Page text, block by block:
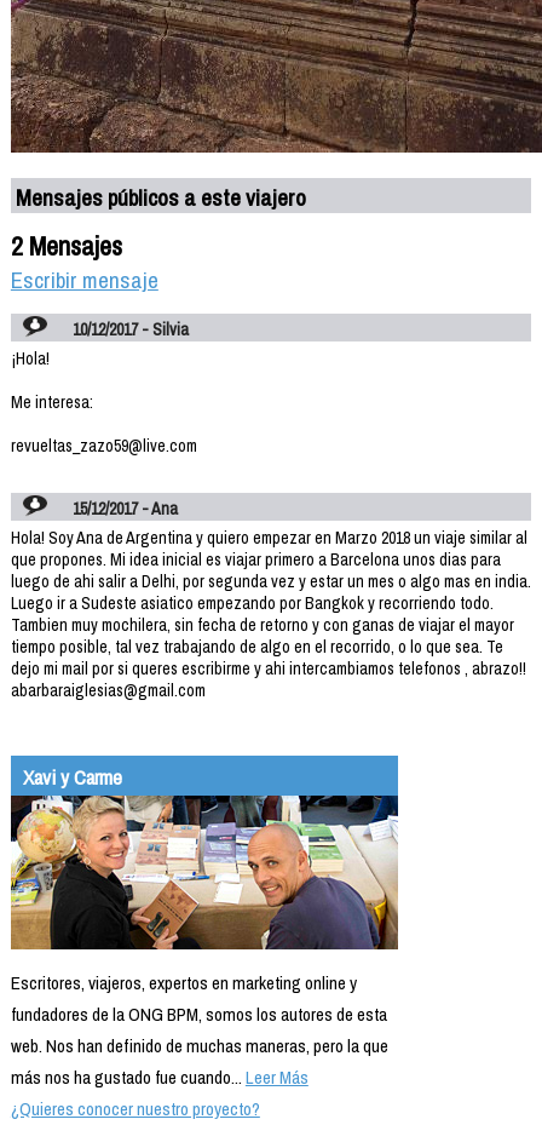
Mensajes públicos a este viajero
2 Mensajes
Escribir mensaje
10/12/2017 - Silvia
¡Hola!
Me interesa:
revueltas_zazo59@live.com
15/12/2017 - Ana
Hola! Soy Ana de Argentina y quiero empezar en Marzo 2018 un viaje similar al
que propones. Mi idea inicial es viajar primero a Barcelona unos dias para
luego de ahi salir a Delhi, por segunda vez y estar un mes o algo mas en india.
Luego ir a Sudeste asiatico empezando por Bangkok y recorriendo todo.
Tambien muy mochilera, sin fecha de retorno y con ganas de viajar el mayor
tiempo posible, tal vez trabajando de algo en el recorrido, o lo que sea. Te
dejo mi mail por si queres escribirme y ahi intercambiamos telefonos , abrazo!!
abarbaraiglesias@gmail.com
Xavi y Carme
Escritores, viajeros, expertos en marketing online y
fundadores de la ONG BPM, somos los autores de esta
web. Nos han definido de muchas maneras, pero la que
más nos ha gustado fue cuando...Leer Más
¿Quieres conocer nuestro proyecto?